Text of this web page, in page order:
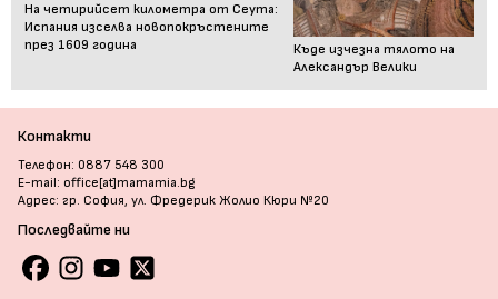
На четирийсет километра от Сеута:
Испания изселва новопокръстените
през 1609 година
Къде изчезна тялото на
Александър Велики
Контакти
Телефон: 0887 548 300
E-mail: office[at]mamamia.bg
Адрес: гр. София, ул. Фредерик Жолио Кюри №20
Последвайте ни